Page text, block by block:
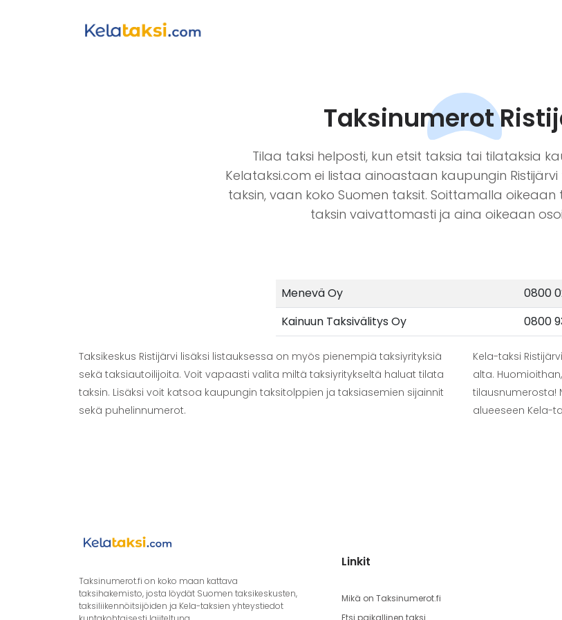
Taksinumerot
Tilaa taksi helposti, kun etsit taksia tai tilataksia
Kelataksi.com ei listaa ainoastaan kaupungin
taksin, vaan koko Suomen taksit. Soittamalla
taksin vaivattomasti ja aina oikeaan
Menevä Oy
0800
Kainuun Taksivälitys Oy
0800
Taksikeskus Ristijärvi lisäksi listauksessa on myös pienempiä taksiyrityksiä
sekä taksiautoilijoita. Voit vapaasti valita miltä taksiyritykseltä haluat tilata
taksin. Lisäksi voit katsoa kaupungin taksitolppien ja taksiasemien sijainnit
sekä puhelinnumerot.
Kela-taksi
alta.
tilausnumerosta!
alueeseen Kela-
Taksinumerot.fi on koko maan kattava
taksihakemisto, josta löydät Suomen taksikeskusten,
taksiliikennöitsijöiden ja Kela-taksien yhteystiedot
Linkit
Mikä on Taksinumerot.fi
Etsi paikallinen taksi